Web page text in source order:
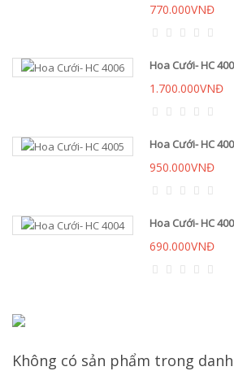
770.000VNĐ
Hoa Cưới- HC
1.700.000VNĐ
Hoa Cưới- HC
950.000VNĐ
Hoa Cưới- HC
690.000VNĐ
Không có sản phẩm trong